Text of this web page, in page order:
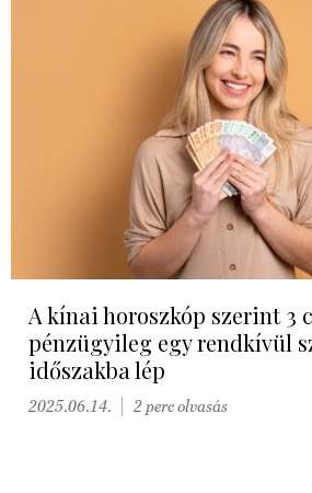
A kínai horoszkóp szerint 3
pénzügyileg egy rendkívül
időszakba lép
2025.06.14. 2 perc olvasás